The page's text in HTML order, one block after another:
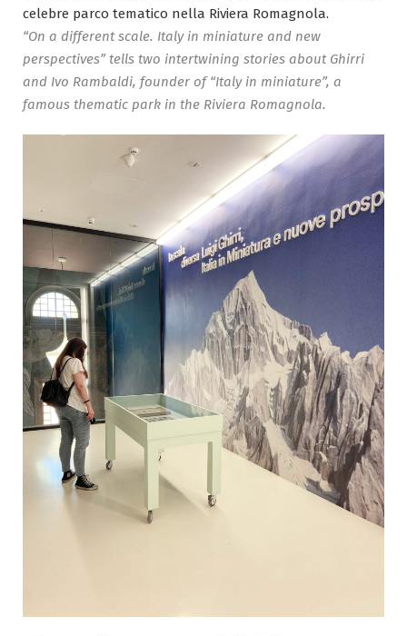
celebre parco tematico nella Riviera Romagnola.
“On a different scale. Italy in miniature and new
perspectives” tells two intertwining stories about Ghirri
and Ivo Rambaldi, founder of “Italy in miniature”, a
famous thematic park in the Riviera Romagnola.